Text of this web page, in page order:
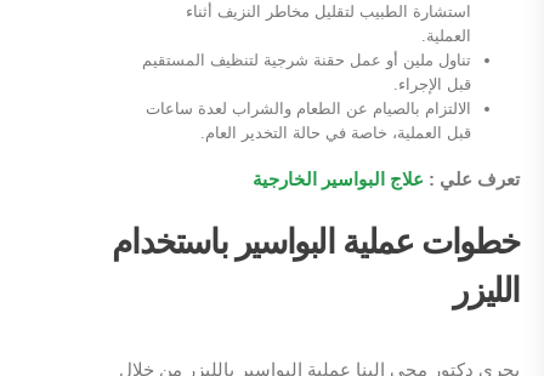
استشارة الطبيب لتقليل مخاطر النزيف أثناء
العملية.
تناول ملين أو عمل حقنة شرجية لتنظيف المستقيم
قبل الإجراء.
الالتزام بالصيام عن الطعام والشراب لعدة ساعات
قبل العملية، خاصة في حالة التخدير العام.
تعرف علي : علاج البواسير الخارجية
خطوات عملية البواسير باستخدام
الليزر
يجري دكتور محي البنا عملية البواسير بالليزر من خلال